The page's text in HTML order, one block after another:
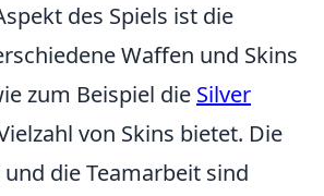
des Spiels ist die
Waffen und Skins
zum Beispiel die Silver
von Skins bietet. Die
die Teamarbeit sind